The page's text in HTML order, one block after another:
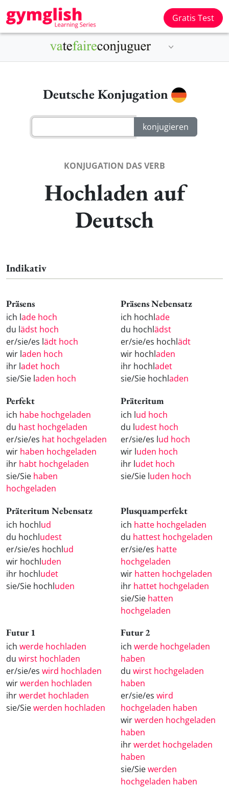
Gratis Test
Deutsche Konjugation
KONJUGATION DAS VERB
Hochladen auf
Deutsch
Indikativ
Präsens
ich lade hoch
du lädst hoch
er/sie/es lädt hoch
wir laden hoch
ihr ladet hoch
sie/Sie laden hoch
Präsens Nebensatz
ich hochlade
du hochlädst
er/sie/es hochlädt
wir hochladen
ihr hochladet
sie/Sie hochladen
Perfekt
ich habe hochgeladen
du hast hochgeladen
er/sie/es hat hochgeladen
wir haben hochgeladen
ihr habt hochgeladen
sie/Sie haben
hochgeladen
Präteritum
ich lud hoch
du ludest hoch
er/sie/es lud hoch
wir luden hoch
ihr ludet hoch
sie/Sie luden hoch
Präteritum Nebensatz
ich hochlud
du hochludest
er/sie/es hochlud
wir hochluden
ihr hochludet
sie/Sie hochluden
Plusquamperfekt
ich hatte hochgeladen
du hattest hochgeladen
er/sie/es hatte
hochgeladen
wir hatten hochgeladen
ihr hattet hochgeladen
sie/Sie hatten
hochgeladen
Futur 1
ich werde hochladen
du wirst hochladen
er/sie/es wird hochladen
wirwerden hochladen
ihrwerdet hochladen
sie/Siewerden hochladen
Futur 2
ich werde hochgeladen
haben
du wirst hochgeladen
haben
er/sie/es wird
hochgeladen haben
wirwerden hochgeladen
haben
ihrwerdet hochgeladen
haben
sie/Siewerden
hochgeladen haben